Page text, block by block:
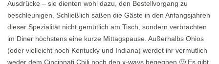
Ausdrücke – sie dienten wohl dazu, den Bestellvorgang zu
beschleunigen. Schließlich saßen die Gäste in den Anfangsjahren
dieser Spezialität nicht gemütlich am Tisch, sondern verbrachten
im Diner höchstens eine kurze Mittagspause. Außerhalbs Ohios
(oder vielleicht noch Kentucky und Indiana) werdet ihr vermutlich
weder dem Cincinnati Chili noch den x-ways begegnen 🙂 Es gibt